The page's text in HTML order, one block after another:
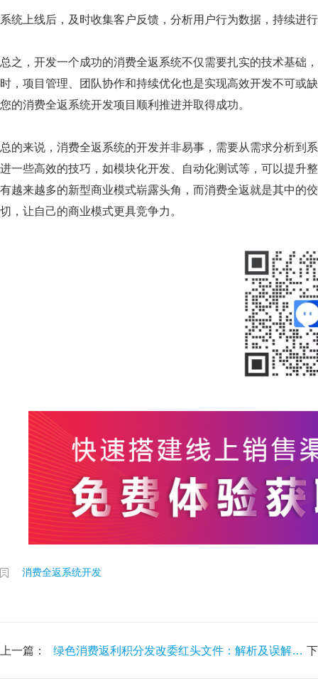
系统上线后，及时收集客户反馈，分析用户行为数据，持续进
总之，开发一个成功的消费全返系统不仅需要扎实的技术基础
时，项目管理、团队协作和持续优化也是实现高效开发不可或
您的消费全返系统开发项目顺利推进并取得成功。
总的来说，消费全返系统的开发并非易事，需要从需求分析到
进一些高效的技巧，如模块化开发、自动化测试等，可以提升
有越来越多的新型商业模式崭露头角，而消费全返就是其中的
切，让自己的商业模式更具竞争力。
消费全返系统开发
上一篇： 绿色消费返利积分发改委红头文件：解析及误解纠正